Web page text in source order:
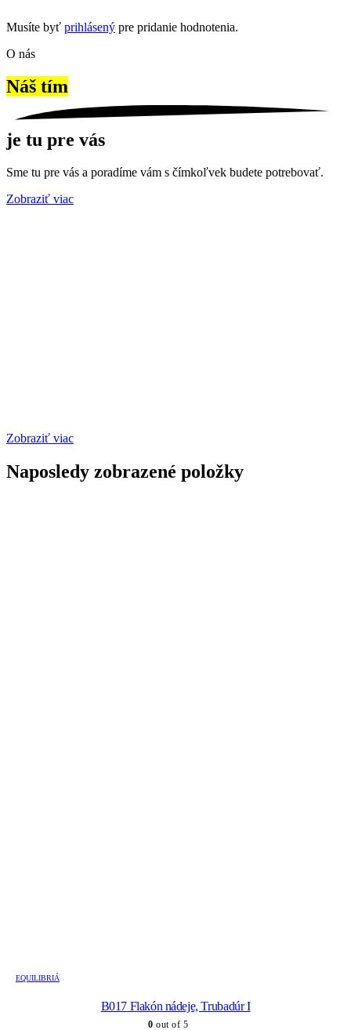
Musíte byť prihlásený pre pridanie hodnotenia.
O nás
Náš tím
je tu pre vás
Sme tu pre vás a poradíme vám s čímkoľvek budete potrebovať.
Zobraziť viac
Zobraziť viac
Naposledy zobrazené položky
EQUILIBRIÁ
B017 Flakón nádeje, Trubadúr I
0 out of 5